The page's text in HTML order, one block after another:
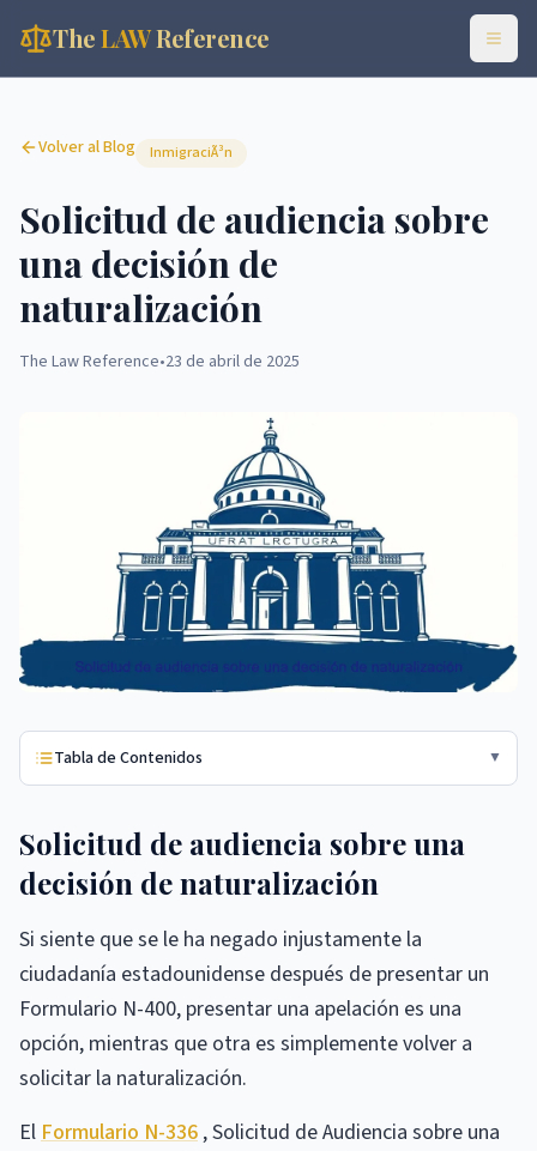
TheLAWReference
Volver al Blog InmigraciÃ³n
Solicitud de audiencia sobre
una decisión de
naturalización
The Law Reference•23 de abril de 2025
Tabla de Contenidos ▼
Solicitud de audiencia sobre una
decisión de naturalización
Si siente que se le ha negado injustamente la
ciudadanía estadounidense después de presentar un
Formulario N-400, presentar una apelación es una
opción, mientras que otra es simplemente volver a
solicitar la naturalización.
ElFormulario N-336 , Solicitud de Audiencia sobre una